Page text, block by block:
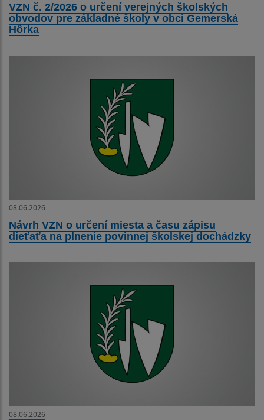
VZN č. 2/2026 o určení verejných školských
obvodov pre základné školy v obci Gemerská
Hôrka
08.06.2026
Návrh VZN o určení miesta a času zápisu
dieťaťa na plnenie povinnej školskej dochádzky
08.06.2026